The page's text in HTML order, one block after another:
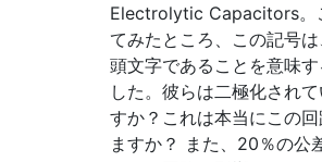
Electrolytic Capacitors。
てみたところ、この記号
頭文字であることを意味
した。彼らは二極化され
すか？これは本当にこの
ますか？ また、20％の公